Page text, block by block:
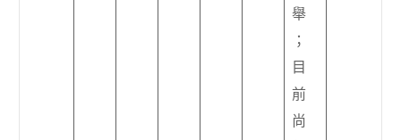
舉
；
目
前
尚